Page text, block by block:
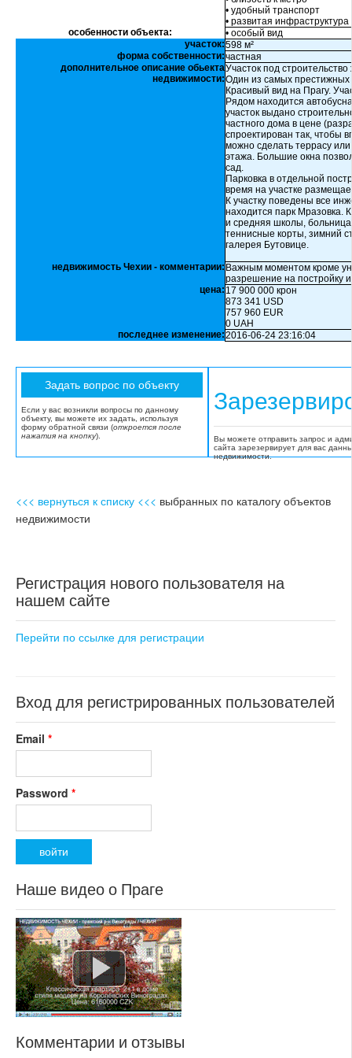
• удобный транспорт
• развитая инфраструктура
особенности объекта:
• особый вид
участок:598 м²
форма собственности:частная
дополнительное описание обьекта
недвижимости:
Участок под
Один из самых престижных
Красивый вид на Прагу.
Рядом находится
участок выдано
частного дома в цене
спроектирован так, чтобы
можно сделать террасу
этажа. Большие окна
сад.
Парковка в отдельной
время на участке
К участку поведены все
находится парк Мразовка.
и средняя школы,
теннисные корты, зимний
галерея Бутовице.
недвижимость Чехии - комментарии: Важным моментом кроме
разрешение на постройку
цена: 17 900 000 крон
873 341 USD
757 960 EUR
0 UAH
последнее изменение:2016-06-24 23:16:04
Если у вас возникли вопросы по данному
объекту, вы можете их задать, используя
форму обратной связи (откроется после
нажатия на кнопку).
Вы можете отправить запрос и
сайта зарезервирует для вас
недвижимости.
<<< вернуться к списку <<< выбранных по каталогу объектов
недвижимости
Регистрация нового пользователя на
нашем сайте
Перейти по ссылке для регистрации
Вход для регистрированных пользователей
Email *
Password *
Наше видео о Праге
Комментарии и отзывы